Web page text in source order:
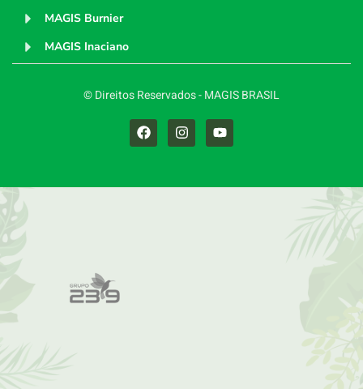
MAGIS Burnier
MAGIS Inaciano
© Direitos Reservados - MAGIS BRASIL